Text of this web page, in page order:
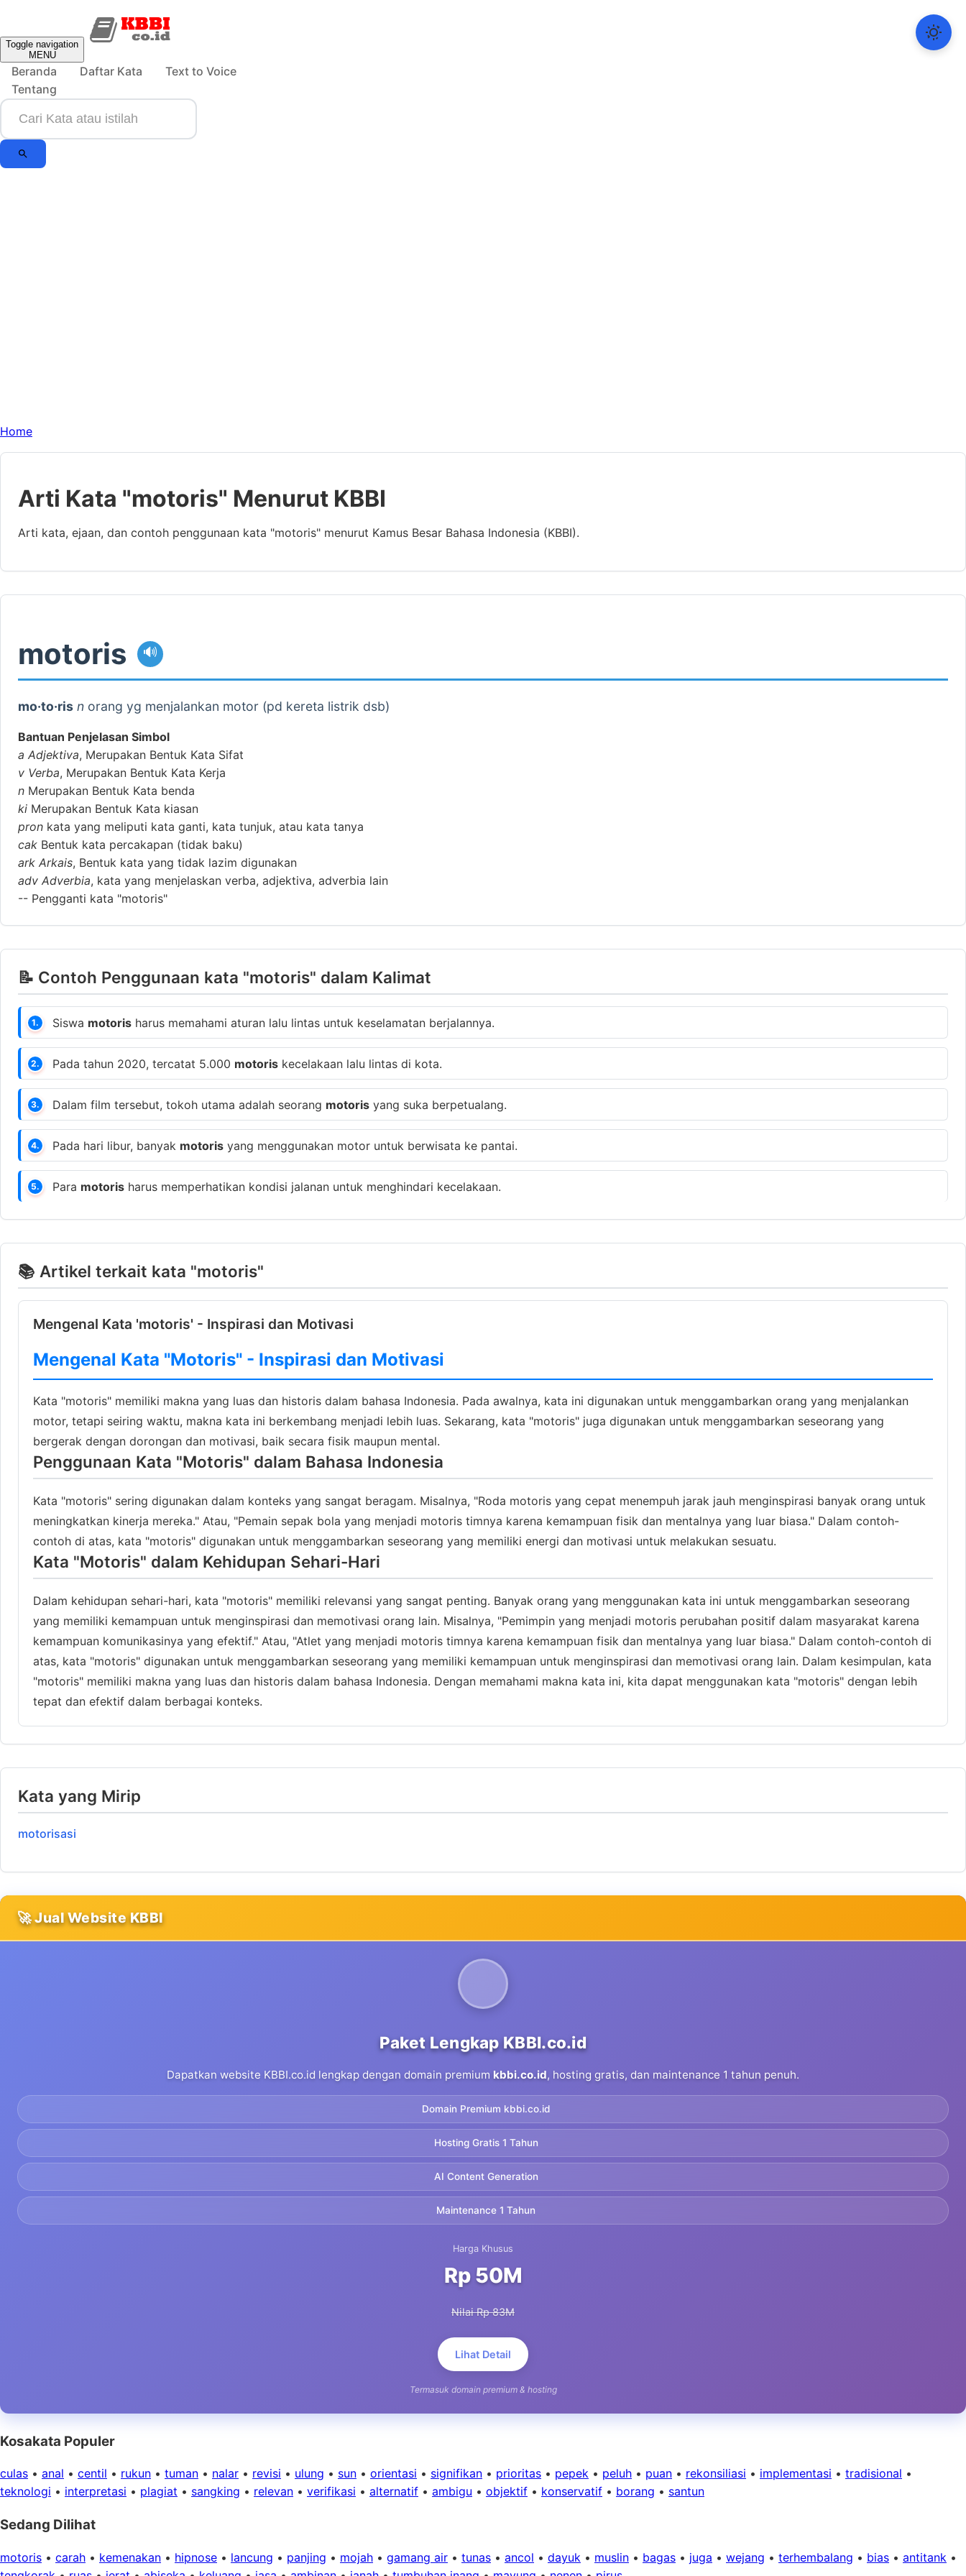
Toggle navigation
MENU
Beranda Daftar Kata
Text to Voice
Tentang
Home
Arti Kata "motoris" Menurut KBBI
Arti kata, ejaan, dan contoh penggunaan kata "motoris" menurut Kamus Besar Bahasa Indonesia (KBBI).
motoris 🔊
mo·to·ris n orang yg menjalankan motor (pd kereta listrik dsb)
Bantuan Penjelasan Simbol
a Adjektiva, Merupakan Bentuk Kata Sifat
v Verba, Merupakan Bentuk Kata Kerja
n Merupakan Bentuk Kata benda
ki Merupakan Bentuk Kata kiasan
pron kata yang meliputi kata ganti, kata tunjuk, atau kata tanya
cak Bentuk kata percakapan (tidak baku)
ark Arkais, Bentuk kata yang tidak lazim digunakan
adv Adverbia, kata yang menjelaskan verba, adjektiva, adverbia lain
-- Pengganti kata "motoris"
📝 Contoh Penggunaan kata "motoris" dalam Kalimat
1. Siswa motoris harus memahami aturan lalu lintas untuk keselamatan berjalannya.
2. Pada tahun 2020, tercatat 5.000 motoris kecelakaan lalu lintas di kota.
3. Dalam film tersebut, tokoh utama adalah seorang motoris yang suka berpetualang.
4. Pada hari libur, banyak motoris yang menggunakan motor untuk berwisata ke pantai.
5. Para motoris harus memperhatikan kondisi jalanan untuk menghindari kecelakaan.
📚 Artikel terkait kata "motoris"
Mengenal Kata 'motoris' - Inspirasi dan Motivasi
Mengenal Kata "Motoris" - Inspirasi dan Motivasi
Kata "motoris" memiliki makna yang luas dan historis dalam bahasa Indonesia. Pada awalnya, kata ini digunakan untuk menggambarkan orang yang menjalankan
motor, tetapi seiring waktu, makna kata ini berkembang menjadi lebih luas. Sekarang, kata "motoris" juga digunakan untuk menggambarkan seseorang yang
bergerak dengan dorongan dan motivasi, baik secara fisik maupun mental.
Penggunaan Kata "Motoris" dalam Bahasa Indonesia
Kata "motoris" sering digunakan dalam konteks yang sangat beragam. Misalnya, "Roda motoris yang cepat menempuh jarak jauh menginspirasi banyak orang untuk
meningkatkan kinerja mereka." Atau, "Pemain sepak bola yang menjadi motoris timnya karena kemampuan fisik dan mentalnya yang luar biasa." Dalam contoh-
contoh di atas, kata "motoris" digunakan untuk menggambarkan seseorang yang memiliki energi dan motivasi untuk melakukan sesuatu.
Kata "Motoris" dalam Kehidupan Sehari-Hari
Dalam kehidupan sehari-hari, kata "motoris" memiliki relevansi yang sangat penting. Banyak orang yang menggunakan kata ini untuk menggambarkan seseorang
yang memiliki kemampuan untuk menginspirasi dan memotivasi orang lain. Misalnya, "Pemimpin yang menjadi motoris perubahan positif dalam masyarakat karena
kemampuan komunikasinya yang efektif." Atau, "Atlet yang menjadi motoris timnya karena kemampuan fisik dan mentalnya yang luar biasa." Dalam contoh-contoh di
atas, kata "motoris" digunakan untuk menggambarkan seseorang yang memiliki kemampuan untuk menginspirasi dan memotivasi orang lain. Dalam kesimpulan, kata
"motoris" memiliki makna yang luas dan historis dalam bahasa Indonesia. Dengan memahami makna kata ini, kita dapat menggunakan kata "motoris" dengan lebih
tepat dan efektif dalam berbagai konteks.
Kata yang Mirip
motorisasi
🚀 Jual Website KBBI
Paket Lengkap KBBI.co.id
Dapatkan website KBBI.co.id lengkap dengan domain premium kbbi.co.id, hosting gratis, dan maintenance 1 tahun penuh.
Domain Premium kbbi.co.id
Hosting Gratis 1 Tahun
AI Content Generation
Maintenance 1 Tahun
Harga Khusus
Rp 50M
Nilai Rp 83M
Lihat Detail
Termasuk domain premium & hosting
Kosakata Populer
culas • anal • centil • rukun • tuman • nalar • revisi • ulung • sun • orientasi • signifikan • prioritas • pepek • peluh • puan • rekonsiliasi • implementasi • tradisional •
teknologi • interpretasi • plagiat • sangking • relevan • verifikasi • alternatif • ambigu • objektif • konservatif • borang • santun
Sedang Dilihat
motoris • carah • kemenakan • hipnose • lancung • panjing • mojah • gamang air • tunas • ancol • dayuk • muslin • bagas • juga • wejang • terhembalang • bias • antitank •